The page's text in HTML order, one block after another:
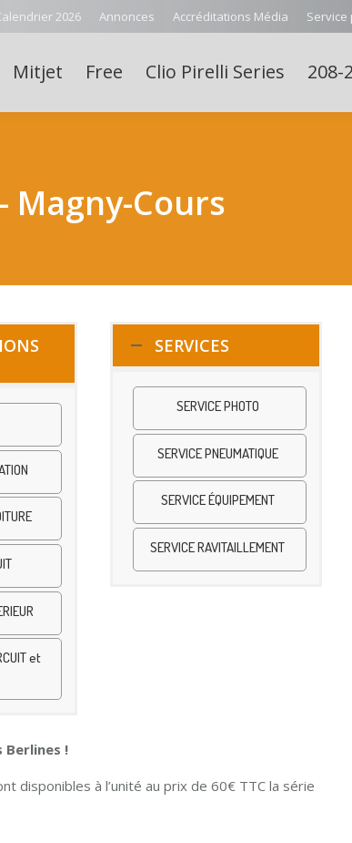
2026 Annonces Accréditations Média Service
Mitjet Free Clio Pirelli Series 208-
Magny-Cours
et
SERVICES
SERVICE PHOTO
SERVICE PNEUMATIQUE
SERVICE ÉQUIPEMENT
SERVICE RAVITAILLEMENT
Berlines !
disponibles à l’unité au prix de 60€ TTC la série